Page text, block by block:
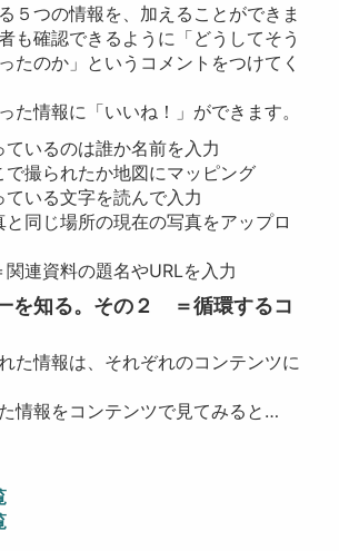
５つの情報を、加えることができま
も確認できるように「どうしてそう
たのか」というコメントをつけてく
た情報に「いいね！」ができます。
いるのは誰か名前を入力
撮られたか地図にマッピング
いる文字を読んで入力
同じ場所の現在の写真をアップロ
連資料の題名やURLを入力
を知る。その２ ＝循環するコ
た情報は、それぞれのコンテンツに
情報をコンテンツで見てみると…